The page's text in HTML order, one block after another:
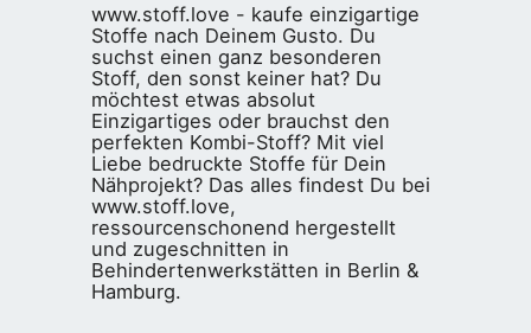
www.stoff.love - kaufe einzigartige
Stoffe nach Deinem Gusto. Du
suchst einen ganz besonderen
Stoff, den sonst keiner hat? Du
möchtest etwas absolut
Einzigartiges oder brauchst den
perfekten Kombi-Stoff? Mit viel
Liebe bedruckte Stoffe für Dein
Nähprojekt? Das alles findest Du bei
www.stoff.love,
ressourcenschonend hergestellt
und zugeschnitten in
Behindertenwerkstätten in Berlin &
Hamburg.